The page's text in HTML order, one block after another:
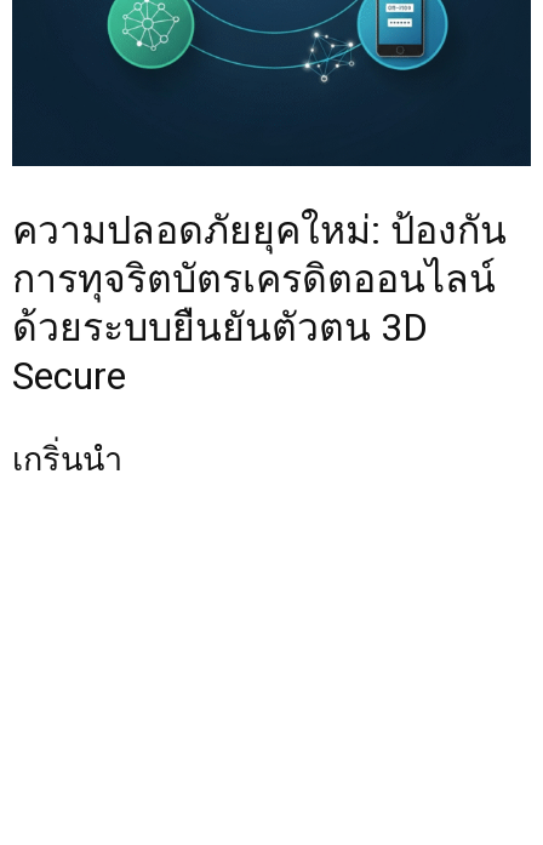
ความปลอดภัยยุคใหม่: ป้องกัน
การทุจริตบัตรเครดิตออนไลน์
ด้วยระบบยืนยันตัวตน 3D
Secure
เกริ่นนำ